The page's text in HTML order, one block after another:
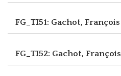
FG_TI51: Gachot, François
FG_TI52: Gachot, François